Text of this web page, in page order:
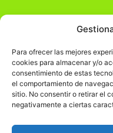
Para ofrecer las mejores
cookies para almacenar y/o
consentimiento de estas
el comportamiento de
sitio. No consentir o retirar el
negativamente a ciertas
Comprender el
჻